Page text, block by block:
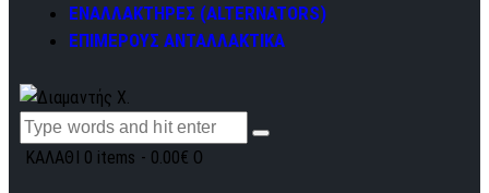
ΕΝΑΛΛΑΚΤΗΡΕΣ (ALTERNATORS)
ΕΠΙΜΕΡΟΥΣ ΑΝΤΑΛΛΑΚΤΙΚΑ
ΚΑΛΑΘΙ 0 items - 0.00€ 0